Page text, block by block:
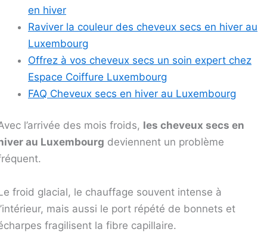
en hiver
Raviver la couleur des cheveux secs en hiver au
Luxembourg
Offrez à vos cheveux secs un soin expert chez
Espace Coiffure Luxembourg
FAQ Cheveux secs en hiver au Luxembourg
l’arrivée des mois froids, les cheveux secs en
au Luxembourg deviennent un problème
froid glacial, le chauffage souvent intense à
mais aussi le port répété de bonnets et
fragilisent la fibre capillaire.